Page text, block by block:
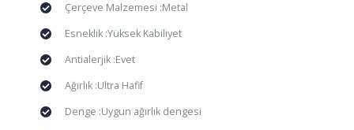
Çerçeve Malzemesi :Metal
Esneklik :Yüksek Kabiliyet
Antialerjik :Evet
Ağırlık :Ultra Hafif
Denge :Uygun ağırlık dengesi